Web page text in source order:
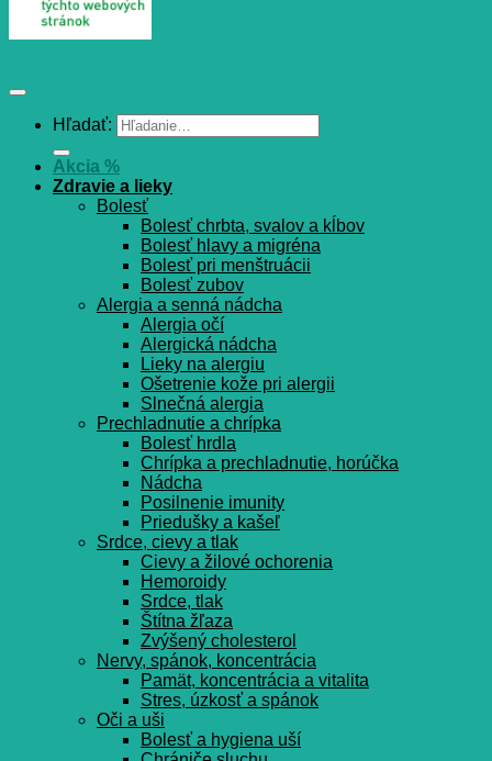
Hľadať:
Akcia %
Zdravie a lieky
Bolesť
Bolesť chrbta, svalov a kĺbov
Bolesť hlavy a migréna
Bolesť pri menštruácii
Bolesť zubov
Alergia a senná nádcha
Alergia očí
Alergická nádcha
Lieky na alergiu
Ošetrenie kože pri alergii
Slnečná alergia
Prechladnutie a chrípka
Bolesť hrdla
Chrípka a prechladnutie, horúčka
Nádcha
Posilnenie imunity
Priedušky a kašeľ
Srdce, cievy a tlak
Cievy a žilové ochorenia
Hemoroidy
Srdce, tlak
Štítna žľaza
Zvýšený cholesterol
Nervy, spánok, koncentrácia
Pamät, koncentrácia a vitalita
Stres, úzkosť a spánok
Oči a uši
Bolesť a hygiena uší